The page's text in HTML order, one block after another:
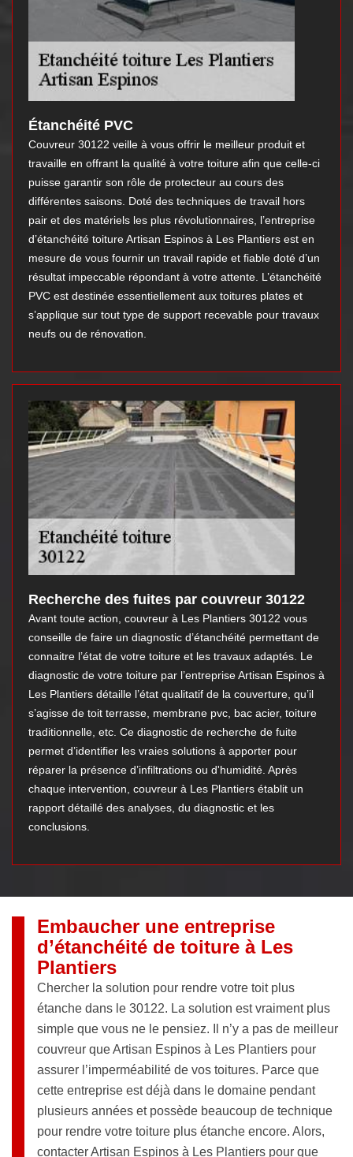
Étanchéité PVC
Couvreur 30122 veille à vous offrir le meilleur produit et
travaille en offrant la qualité à votre toiture afin que celle-ci
puisse garantir son rôle de protecteur au cours des
différentes saisons. Doté des techniques de travail hors
pair et des matériels les plus révolutionnaires, l’entreprise
d’étanchéité toiture Artisan Espinos à Les Plantiers est en
mesure de vous fournir un travail rapide et fiable doté d’un
résultat impeccable répondant à votre attente. L’étanchéité
PVC est destinée essentiellement aux toitures plates et
s’applique sur tout type de support recevable pour travaux
neufs ou de rénovation.
Recherche des fuites par couvreur 30122
Avant toute action, couvreur à Les Plantiers 30122 vous
conseille de faire un diagnostic d’étanchéité permettant de
connaitre l’état de votre toiture et les travaux adaptés. Le
diagnostic de votre toiture par l’entreprise Artisan Espinos à
Les Plantiers détaille l’état qualitatif de la couverture, qu’il
s’agisse de toit terrasse, membrane pvc, bac acier, toiture
traditionnelle, etc. Ce diagnostic de recherche de fuite
permet d’identifier les vraies solutions à apporter pour
réparer la présence d’infiltrations ou d'humidité. Après
chaque intervention, couvreur à Les Plantiers établit un
rapport détaillé des analyses, du diagnostic et les
conclusions.
Embaucher une entreprise
d’étanchéité de toiture à Les
Plantiers
Chercher la solution pour rendre votre toit plus
étanche dans le 30122. La solution est vraiment plus
simple que vous ne le pensiez. Il n’y a pas de meilleur
couvreur que Artisan Espinos à Les Plantiers pour
assurer l’imperméabilité de vos toitures. Parce que
cette entreprise est déjà dans le domaine pendant
plusieurs années et possède beaucoup de technique
pour rendre votre toiture plus étanche encore. Alors,
contacter Artisan Espinos à Les Plantiers pour que